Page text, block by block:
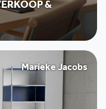
&
Marieke Jacobs